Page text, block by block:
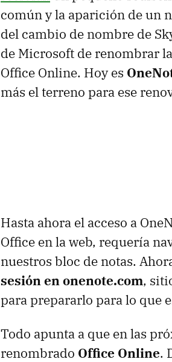
común y la aparición de un
del cambio de nombre de
de Microsoft de renombrar
Office Online. Hoy es
más el terreno para ese
Hasta ahora el acceso a
Office en la web, requería
nuestros bloc de notas.
sesión en onenote.com,
para prepararlo para lo que
Todo apunta a que en las
renombrado Office Online.